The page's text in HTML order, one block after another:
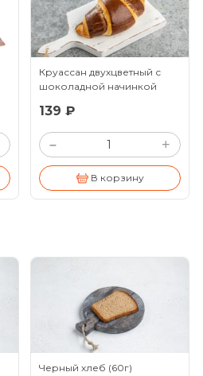
Круассан двухцветный с
шоколадной начинкой
139 ₽
– +
В корзину
Черный хлеб (60г)